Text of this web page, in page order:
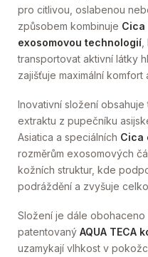
pro citlivou, oslabenou
způsobem kombinuje Cica
exosomovou technologií
transportovat aktivní látky
zajišťuje maximální
Inovativní složení obsahuje
extraktu z pupečníku
Asiatica a speciálních Cica
rozměrům exosomových
kožních struktur, kde
podráždění a zvyšuje
Složení je dále
patentovaný AQUA TECA
uzamykají vlhkost v